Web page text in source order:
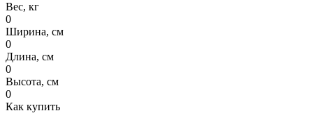
Вес, кг
0
Ширина, см
0
Длина, см
0
Высота, см
0
Как купить